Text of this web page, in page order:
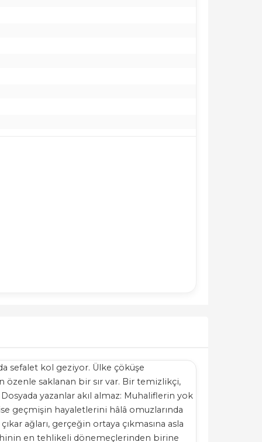
sefalet kol geziyor. Ülke çöküşe
özenle saklanan bir sır var. Bir temizlikçi,
yazanlar akıl almaz: Muhaliflerin yok
geçmişin hayaletlerini hâlâ omuzlarında
ağları, gerçeğin ortaya çıkmasına asla
en tehlikeli dönemeçlerinden birine